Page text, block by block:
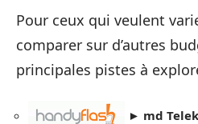
Pour ceux qui veulent
comparer sur d’autres
principales pistes à
► md